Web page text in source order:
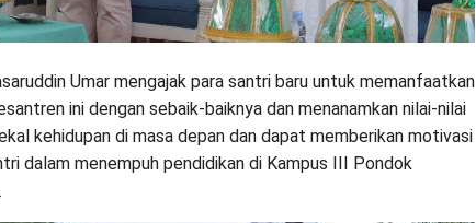
Umar mengajak para santri baru untuk memanfaatkan
ini dengan sebaik-baiknya dan menanamkan nilai-nilai
kehidupan di masa depan dan dapat memberikan motivasi
dalam menempuh pendidikan di Kampus III Pondok